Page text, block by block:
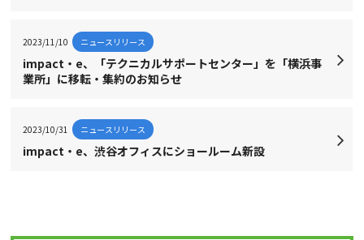
2023/11/10 ニュースリリース
impact・e、「テクニカルサポートセンター」を「横浜事
業所」に移転・集約のお知らせ
2023/10/31 ニュースリリース
impact・e、渋谷オフィスにショールーム新設